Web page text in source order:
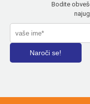
Bodite